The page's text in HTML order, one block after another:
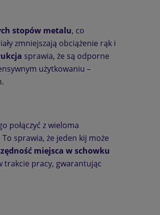
stopów metalu, co
zmniejszają obciążenie rąk i
sprawia, że są odporne
użytkowaniu –
połączyć z wieloma
sprawia, że jeden kij może
miejsca w schowku
trakcie pracy, gwarantując